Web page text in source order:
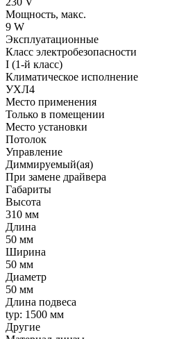
Мощность, макс.
9 W
Эксплуатационные
Класс электробезопасности
I (1-й класс)
Климатическое исполнение
УХЛ4
Место применения
Только в помещении
Место установки
Потолок
Управление
Диммируемый(ая)
При замене драйвера
Габариты
Высота
310 мм
Длина
50 мм
Ширина
50 мм
Диаметр
50 мм
Длина подвеса
typ: 1500 мм
Другие